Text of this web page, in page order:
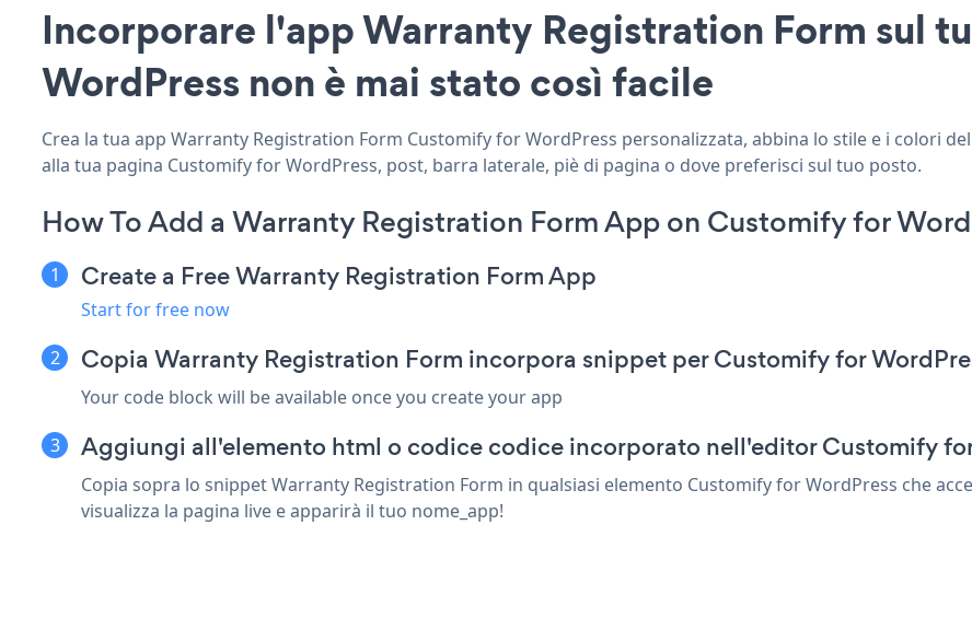
Incorporare l'app Warranty Registration Form sul
WordPress non è mai stato così facile
Crea la tua app Warranty Registration Form Customify for WordPress personalizzata, abbina lo stile e i colori
alla tua pagina Customify for WordPress, post, barra laterale, piè di pagina o dove preferisci sul tuo posto.
How To Add a Warranty Registration Form App on Customify for
Create a Free Warranty Registration Form App
Start for free now
Copia Warranty Registration Form incorpora snippet per Customify for
Your code block will be available once you create your app
Aggiungi all'elemento html o codice codice incorporato nell'editor Customify
Copia sopra lo snippet Warranty Registration Form in qualsiasi elemento Customify for WordPress che
visualizza la pagina live e apparirà il tuo nome_app!